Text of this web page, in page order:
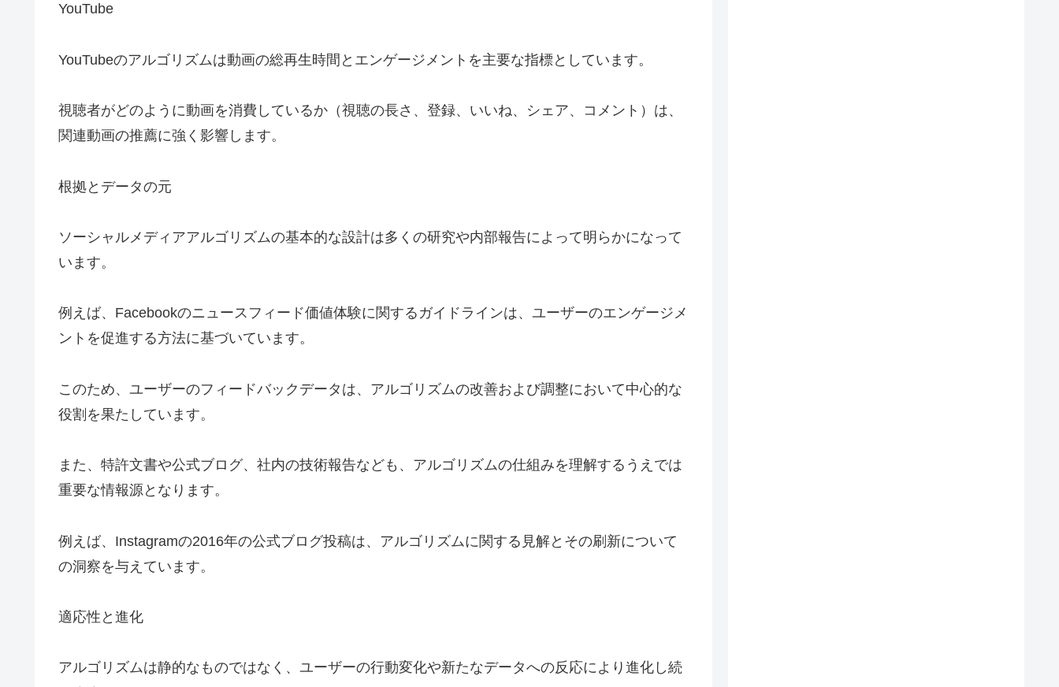
YouTube
YouTubeのアルゴリズムは動画の総再生時間とエンゲージメントを主要な指標としています。
視聴者がどのように動画を消費しているか（視聴の長さ、登録、いいね、シェア、コメント）は、
関連動画の推薦に強く影響します。
根拠とデータの元
ソーシャルメディアアルゴリズムの基本的な設計は多くの研究や内部報告によって明らかになって
います。
例えば、Facebookのニュースフィード価値体験に関するガイドラインは、ユーザーのエンゲージメ
ントを促進する方法に基づいています。
このため、ユーザーのフィードバックデータは、アルゴリズムの改善および調整において中心的な
役割を果たしています。
また、特許文書や公式ブログ、社内の技術報告なども、アルゴリズムの仕組みを理解するうえでは
重要な情報源となります。
例えば、Instagramの2016年の公式ブログ投稿は、アルゴリズムに関する見解とその刷新について
の洞察を与えています。
適応性と進化
アルゴリズムは静的なものではなく、ユーザーの行動変化や新たなデータへの反応により進化し続